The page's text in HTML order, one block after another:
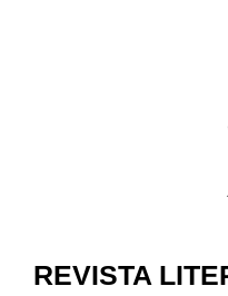
REVISTA